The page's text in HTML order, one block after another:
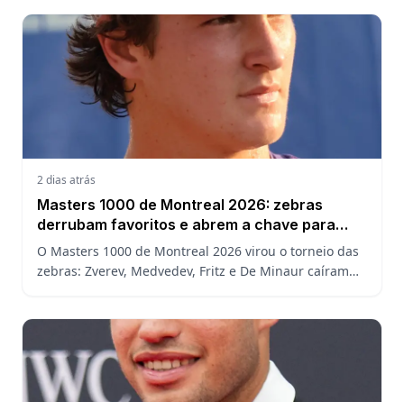
2 dias atrás
Masters 1000 de Montreal 2026: zebras
derrubam favoritos e abrem a chave para
João Fonseca
O Masters 1000 de Montreal 2026 virou o torneio das
zebras: Zverev, Medvedev, Fritz e De Minaur caíram